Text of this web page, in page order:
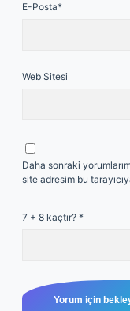
E-Posta*
Web Sitesi
Daha sonraki
site adresim bu
7 + 8 kaçtır? *